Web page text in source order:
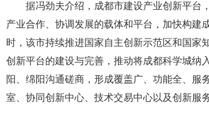
据冯劲夫介绍，成都市建设产业创新平台
产业合作、协调发展的载体和平台，加快构建
时，该市持续推进国家自主创新示范区和国家
创新平台的建设与完善，推动将成都科学城纳
阳、绵阳沟通磋商，形成覆盖广、功能全、服
室、协同创新中心、技术交易中心以及创新服